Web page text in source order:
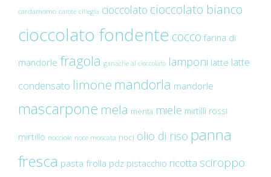
cardamomo carote ciliegia cioccolato cioccolato bianco
cioccolato fondente cocco farina di
mandorle fragola ganache al cioccolato lamponi latte latte
condensato limone mandorla mandorle
mascarpone mela menta miele mirtilli rossi
mirtillo nocciole noce moscata noci olio di riso panna
fresca pasta frolla pdz pistacchio ricotta sciroppo